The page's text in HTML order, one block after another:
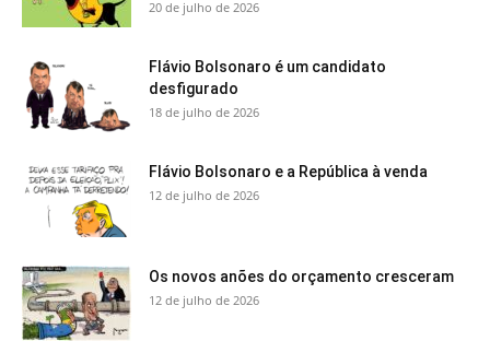
20 de julho de 2026
Flávio Bolsonaro é um candidato
desfigurado
18 de julho de 2026
Flávio Bolsonaro e a República à venda
12 de julho de 2026
Os novos anões do orçamento cresceram
12 de julho de 2026